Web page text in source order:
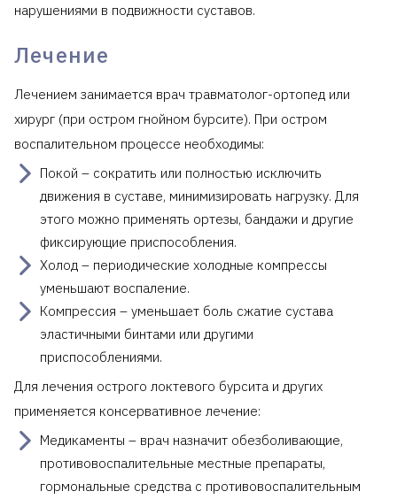
нарушениями в подвижности суставов.
Лечение
Лечением занимается врач травматолог-ортопед или
хирург (при остром гнойном бурсите). При остром
воспалительном процессе необходимы:
Покой – сократить или полностью исключить
движения в суставе, минимизировать нагрузку. Для
этого можно применять ортезы, бандажи и другие
фиксирующие приспособления.
Холод – периодические холодные компрессы
уменьшают воспаление.
Компрессия – уменьшает боль сжатие сустава
эластичными бинтами или другими
приспособлениями.
Для лечения острого локтевого бурсита и других
применяется консервативное лечение:
Медикаменты – врач назначит обезболивающие,
противовоспалительные местные препараты,
гормональные средства с противовоспалительным